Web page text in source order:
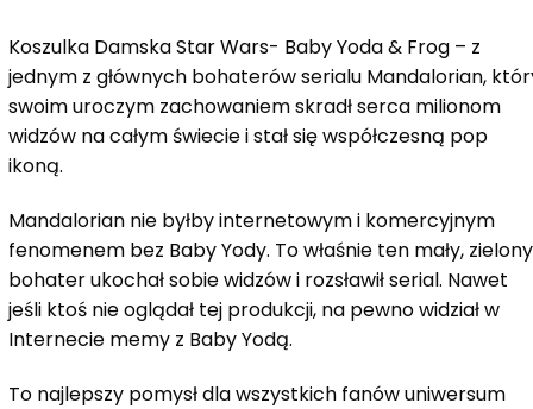
Koszulka Damska Star Wars- Baby Yoda & Frog – z
jednym z głównych bohaterów serialu Mandalorian,
swoim uroczym zachowaniem skradł serca milionom
widzów na całym świecie i stał się współczesną pop
ikoną.
Mandalorian nie byłby internetowym i komercyjnym
fenomenem bez Baby Yody. To właśnie ten mały, zielony
bohater ukochał sobie widzów i rozsławił serial. Nawet
jeśli ktoś nie oglądał tej produkcji, na pewno widział w
Internecie memy z Baby Yodą.
To najlepszy pomysł dla wszystkich fanów uniwersum